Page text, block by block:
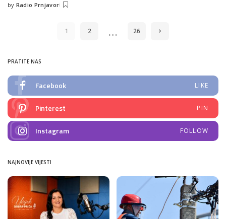
Posted
by Radio Prnjavor
1 2 … 26
PRATITE NAS
Facebook LIKE
Pinterest PIN
Instagram FOLLOW
NAJNOVIJE VIJESTI